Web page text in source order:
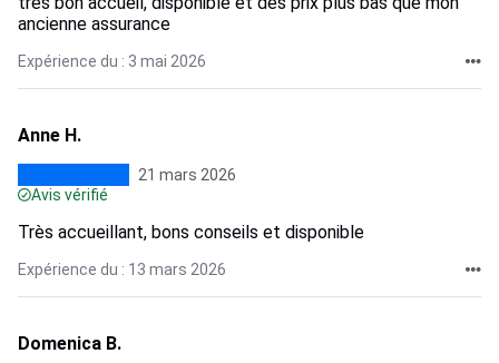
ancienne assurance
Expérience du : 3 mai 2026
Anne H.
21 mars 2026
Avis vérifié
Très accueillant, bons conseils et disponible
Expérience du : 13 mars 2026
Domenica B.